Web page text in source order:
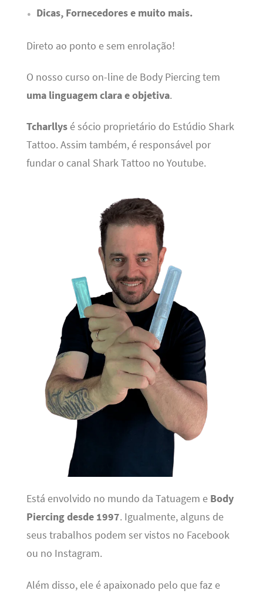
Dicas, Fornecedores e muito mais.
Direto ao ponto e sem enrolação!
O nosso curso on-line de Body Piercing tem
uma linguagem clara e objetiva.
Tcharllysé sócio proprietário do Estúdio Shark
Tattoo. Assim também, é responsável por
fundar o canal Shark Tattoo no Youtube.
Está envolvido no mundo da Tatuagem e Body
Piercing desde 1997. Igualmente, alguns de
seus trabalhos podem ser vistos no Facebook
ou no Instagram.
Além disso, ele é apaixonado pelo que faz e